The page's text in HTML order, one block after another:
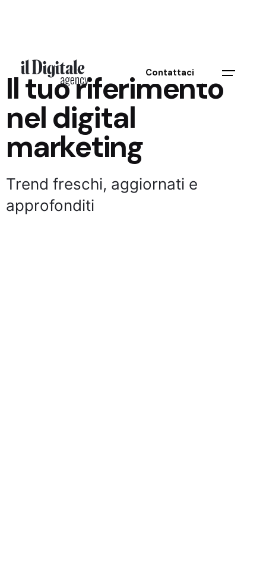
Contattaci
Il tuo riferimento
nel digital
marketing
Trend freschi, aggiornati e
approfonditi